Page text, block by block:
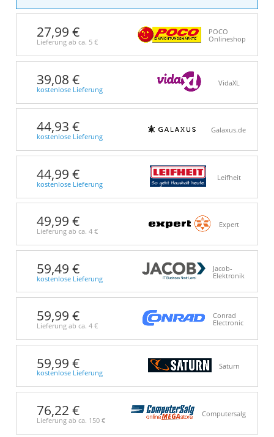
27,99 €
Lieferung ab ca. 5 €
POCO
Onlineshop
39,08 €
kostenlose Lieferung
VidaXL
44,93 €
kostenlose Lieferung
Galaxus.de
44,99 €
kostenlose Lieferung
Leifheit
49,99 €
Lieferung ab ca. 4 €
Expert
59,49 €
kostenlose Lieferung
Jacob-
Elektronik
59,99 €
Lieferung ab ca. 4 €
Conrad
Electronic
59,99 €
kostenlose Lieferung
Saturn
76,22 €
Lieferung ab ca. 150 €
Computersalg